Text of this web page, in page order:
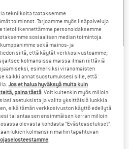
) 5,0
Veitset
tekniikoita taataksemme
toiminnot. Tarjoamme myös lisäpalveluja
tietoliikennettämme personoidaksemme
sosiaalisen median toimintoja.
sekä mainos- ja
siitä, että käytät verkkosivustoamme;
kolmansissa maissa ilman riittäviä
esimerkiksi viranomaisten
kaikki annat suostumuksesi sille, että
Jos et halua hyväksyä muita kuin
paina tästä. Voit kuitenkin myös milloin
asetuksista ja valita yksittäisiä luokkia.
eikä tämän verkkosivuston käyttö edellytä
tai antaa sen ensimmäisen kerran milloin
olevasta kohdasta ”Evästeasetukset”.
lukien kolmansiin maihin tapahtuvan
.